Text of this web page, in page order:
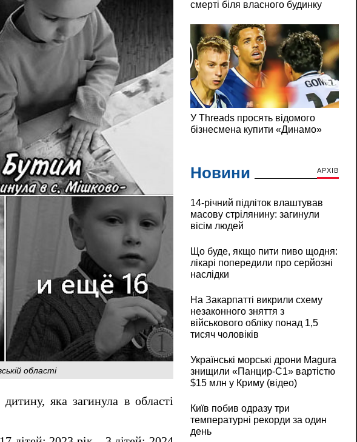
області
яка загинула в області
Новини АРХІВ
14-річний підліток влаштував
масову стрілянину: загинули
вісім людей
Що буде, якщо пити пиво щодня:
лікарі попередили про серйозні
наслідки
На Закарпатті викрили схему
незаконного зняття з
військового обліку понад 1,5
тисяч чоловіків
Українські морські дрони Magura
знищили «Панцир-С1» вартістю
$15 млн у Криму (відео)
Київ побив одразу три
температурні рекорди за один
день